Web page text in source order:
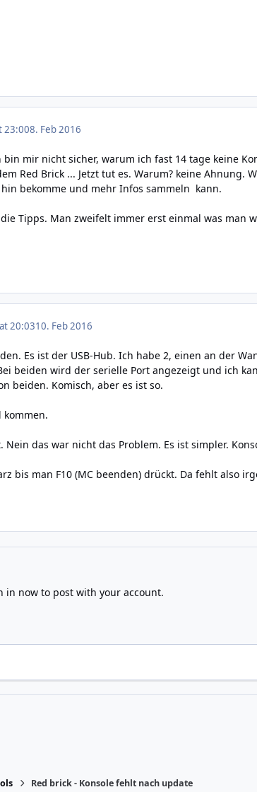
23:008. Feb 2016
mir nicht sicher, warum ich fast 14 tage keine
Red Brick ... Jetzt tut es. Warum? keine
bekomme und mehr Infos sammeln kann.
Tipps. Man zweifelt immer erst einmal was man
20:0310. Feb 2016
Es ist der USB-Hub. Ich habe 2, einen an der
beiden wird der serielle Port angezeigt und ich
beiden. Komisch, aber es ist so.
kommen.
das war nicht das Problem. Es ist simpler.
bis man F10 (MC beenden) drückt. Da fehlt also
in nowto post with your account.
Red brick - Konsole fehlt nach update